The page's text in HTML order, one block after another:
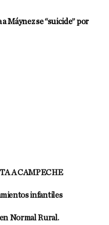
Máynez se “suicide” por
A CAMPECHE
infantiles
Normal Rural.